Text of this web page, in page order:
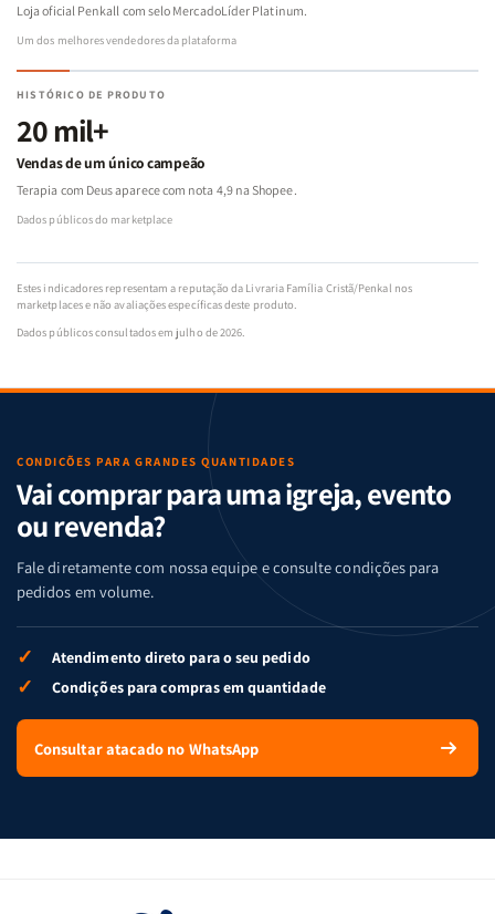
Loja oficial Penkall com selo MercadoLíder Platinum.
Um dos melhores vendedores da plataforma
HISTÓRICO DE PRODUTO
20 mil+
Vendas de um único campeão
Terapia com Deus aparece com nota 4,9 na Shopee.
Dados públicos do marketplace
Estes indicadores representam a reputação da Livraria Família Cristã/Penkal nos
marketplaces e não avaliações específicas deste produto.
Dados públicos consultados em julho de 2026.
CONDIÇÕES PARA GRANDES QUANTIDADES
Vai comprar para uma igreja, evento
ou revenda?
Fale diretamente com nossa equipe e consulte condições para
pedidos em volume.
✓ Atendimento direto para o seu pedido
✓ Condições para compras em quantidade
Consultar atacado no WhatsApp